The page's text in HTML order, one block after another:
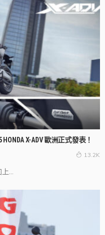
X-ADV 歐洲正式發表！
13.2K
...